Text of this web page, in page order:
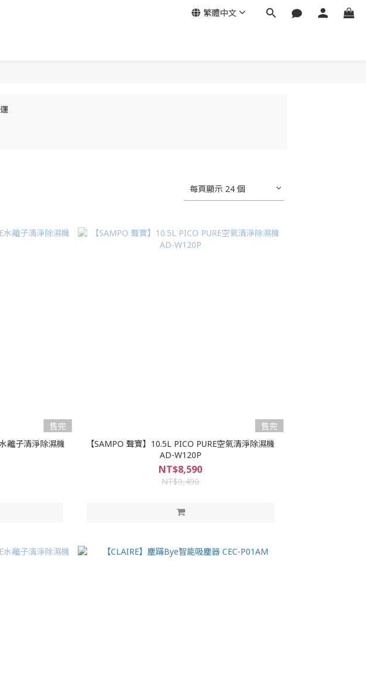
繁體中文
每頁顯示 24 個
售完
離子清淨除濕機
售完
【SAMPO 聲寶】10.5L PICO PURE空氣清淨除濕機
AD-W120P
NT$8,590
NT$9,490